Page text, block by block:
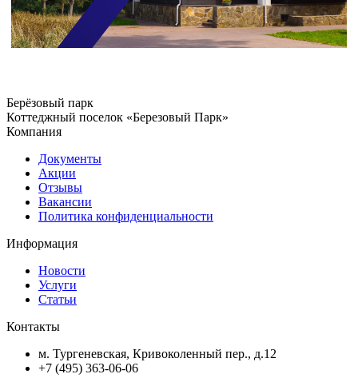
Берёзовый парк
Коттеджный поселок «Березовый Парк»
Компания
Документы
Акции
Отзывы
Вакансии
Политика конфиденциальности
Информация
Новости
Услуги
Статьи
Контакты
м. Тургеневская, Кривоколенный пер., д.12
+7 (495) 363-06-06